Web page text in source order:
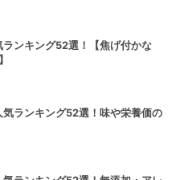
ンキング52選！【焦げ付かな
ランキング52選！味や栄養価の